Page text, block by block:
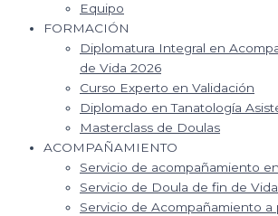
Equipo
FORMACIÓN
Diplomatura Integral en
de Vida 2026
Curso Experto en Validación
Diplomado en Tanatología
Masterclass de Doulas
ACOMPAÑAMIENTO
Servicio de acompañamiento
Servicio de Doula de fin de Vida
Servicio de Acompañamiento a